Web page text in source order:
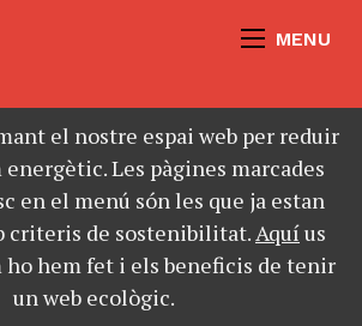
MENU
el nostre espai web per reduir
energètic. Les pàgines marcades
en el menú són les que ja estan
criteris de sostenibilitat.Aquíus
ho hem fet i els beneficis de tenir
un web ecològic.